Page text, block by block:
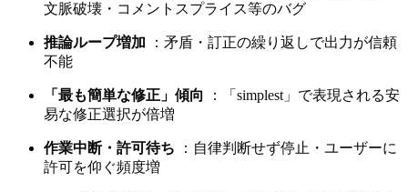
文脈破壊・コメントスプライス等のバグ
推論ループ増加 ：矛盾・訂正の繰り返しで出力が信頼
不能
「最も簡単な修正」傾向
：「simplest」で表現される安
易な修正選択が倍増
作業中断・許可待ち ：自律判断せず停止・ユーザーに
許可を仰ぐ頻度増